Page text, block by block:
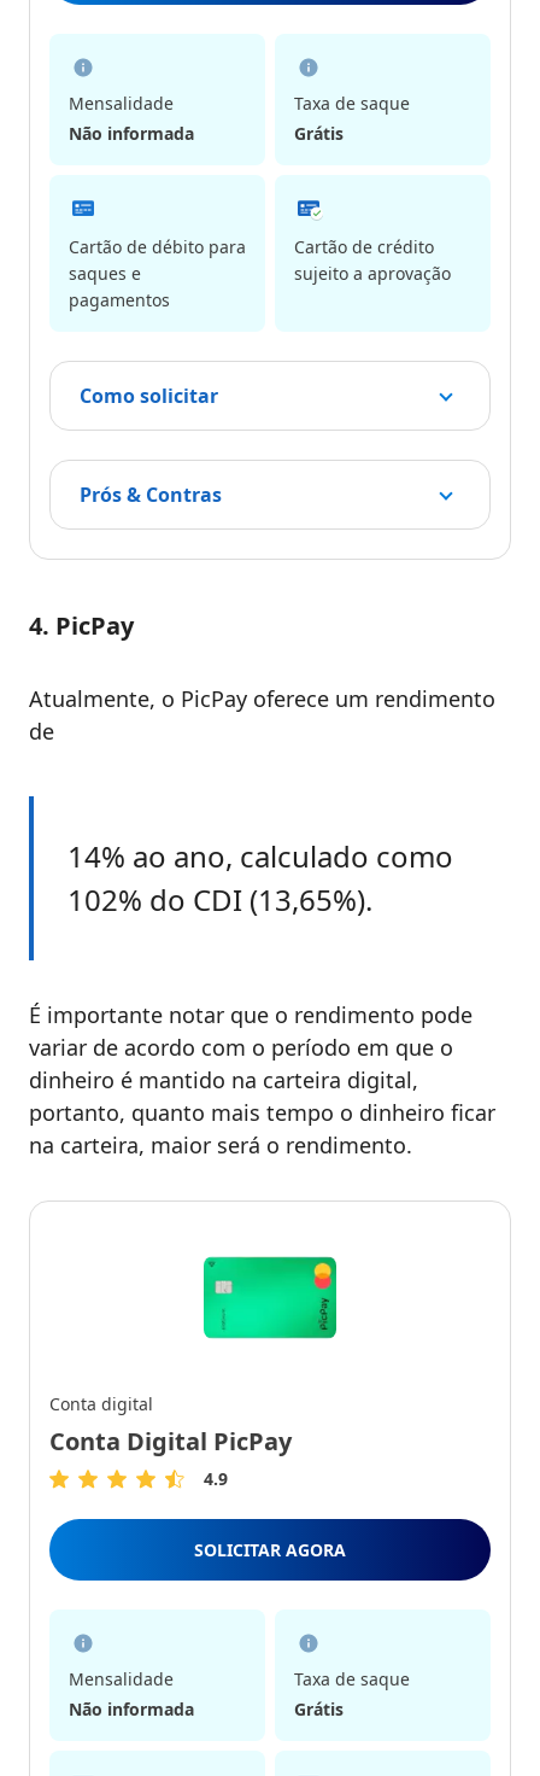
Mensalidade
Não informada
Taxa de saque
Grátis
Cartão de débito para
saques e
pagamentos
Cartão de crédito
sujeito a aprovação
Como solicitar
Prós & Contras
4. PicPay
Atualmente, o PicPay oferece um rendimento
de
14% ao ano, calculado como
102% do CDI (13,65%).
É importante notar que o rendimento pode
variar de acordo com o período em que o
dinheiro é mantido na carteira digital,
portanto, quanto mais tempo o dinheiro ficar
na carteira, maior será o rendimento.
Conta digital
Conta Digital PicPay
4.9
5
Estrelas
4.9
SOLICITAR AGORA
Mensalidade
Não informada
Taxa de saque
Grátis